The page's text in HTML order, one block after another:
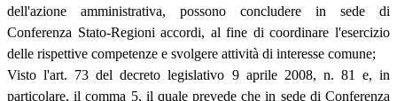
dell'azione amministrativa, possono concludere in sede di
Conferenza Stato-Regioni accordi, al fine di coordinare l'esercizio
delle rispettive competenze e svolgere attività di interesse comune;
Visto l'art. 73 del decreto legislativo 9 aprile 2008, n. 81 e, in
particolare, il comma 5, il quale prevede che in sede di Conferenza